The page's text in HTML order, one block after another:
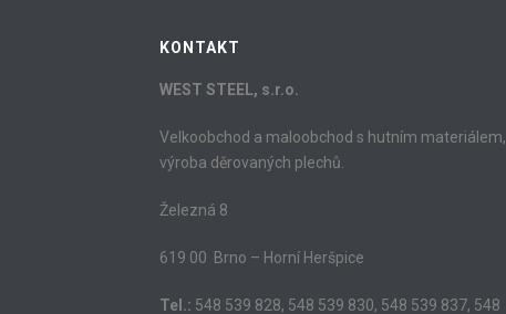
KONTAKT
WEST STEEL, s.r.o.
Velkoobchod a maloobchod s hutním materiálem,
výroba děrovaných plechů.
Železná 8
619 00 Brno – Horní Heršpice
Tel.: 548 539 828, 548 539 830, 548 539 837, 548